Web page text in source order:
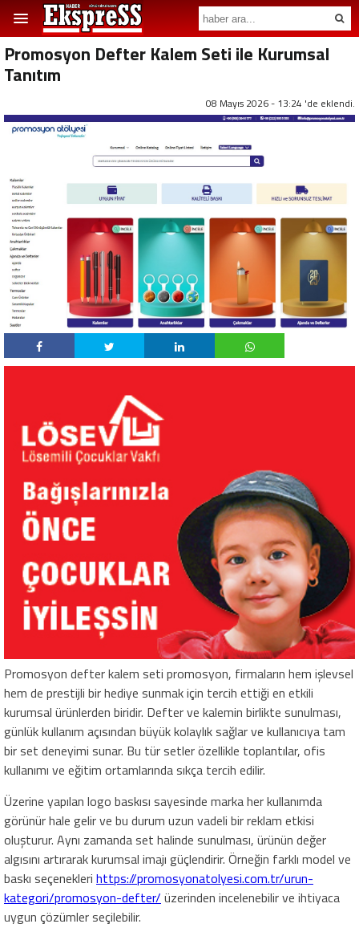
Promosyon Defter Kalem Seti ile Kurumsal
Tanıtım
08 Mayıs 2026 - 13:24 'de eklendi.
Promosyon defter kalem seti promosyon, firmaların hem işlevsel
hem de prestijli bir hediye sunmak için tercih ettiği en etkili
kurumsal ürünlerden biridir. Defter ve kalemin birlikte sunulması,
günlük kullanım açısından büyük kolaylık sağlar ve kullanıcıya tam
bir set deneyimi sunar. Bu tür setler özellikle toplantılar, ofis
kullanımı ve eğitim ortamlarında sıkça tercih edilir.
Üzerine yapılan logo baskısı sayesinde marka her kullanımda
görünür hale gelir ve bu durum uzun vadeli bir reklam etkisi
oluşturur. Aynı zamanda set halinde sunulması, ürünün değer
algısını artırarak kurumsal imajı güçlendirir. Örneğin farklı model ve
baskı seçenekleri https://promosyonatolyesi.com.tr/urun-
kategori/promosyon-defter/ üzerinden incelenebilir ve ihtiyaca
uygun çözümler seçilebilir.